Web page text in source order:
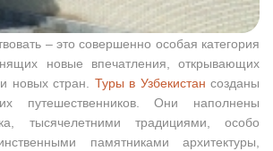
– это совершенно особая категория
новые впечатления, открывающих
новых стран. Туры в Узбекистан созданы
путешественников. Они наполнены
тысячелетними традициями, особо
памятниками архитектуры,